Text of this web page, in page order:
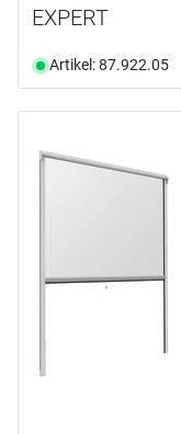
EXPERT
Artikel: 87.922.05